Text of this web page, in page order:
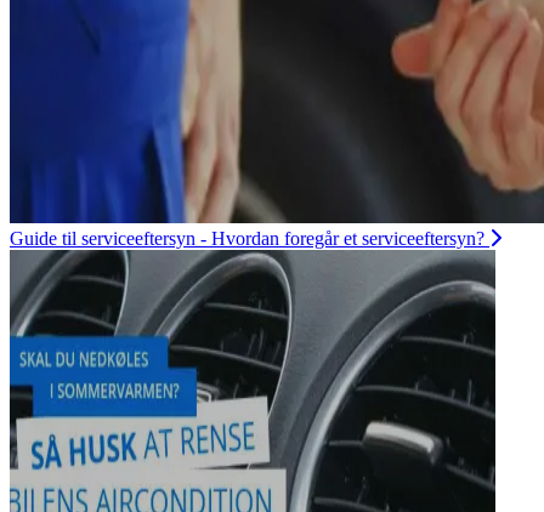
Guide til serviceeftersyn - Hvordan foregår et serviceeftersyn?